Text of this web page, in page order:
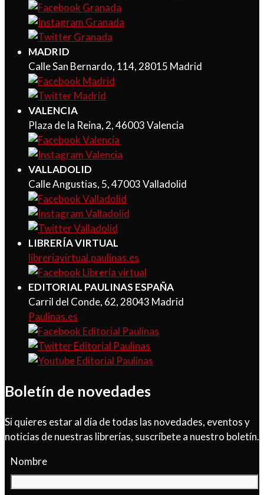
MADRID
Calle San Bernardo, 114, 28015 Madrid
VALENCIA
Plaza de la Reina, 2, 46003 Valencia
VALLADOLID
Calle Angustias, 5, 47003 Valladolid
LIBRERÍA VIRTUAL
libreriavirtual.paulinas.es
EDITORIAL PAULINAS ESPAÑA
Carril del Conde, 62, 28043 Madrid
Paulinas.es
Boletín de novedades
Si quieres estar al día de todas las novedades, eventos y
noticias de nuestras librerías, suscríbete a nuestro boletín.
Nombre